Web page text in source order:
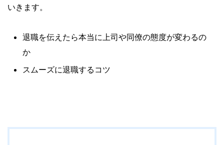
いきます。
退職を伝えたら本当に上司や同僚の態度が変わるの
か
スムーズに退職するコツ